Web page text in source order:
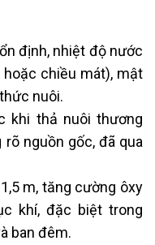
định, nhiệt độ nước
hoặc chiều mát), mật
nuôi.
khi thả nuôi thương
nguồn gốc, đã qua
m, tăng cường ôxy
khí, đặc biệt trong
ban đêm.